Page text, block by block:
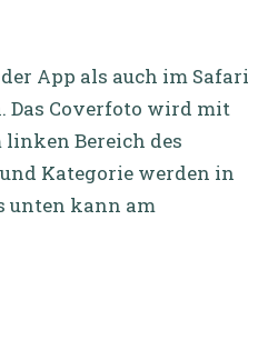
App als auch im Safari
Das Coverfoto wird mit
Bereich des
Kategorie werden in
unten kann am